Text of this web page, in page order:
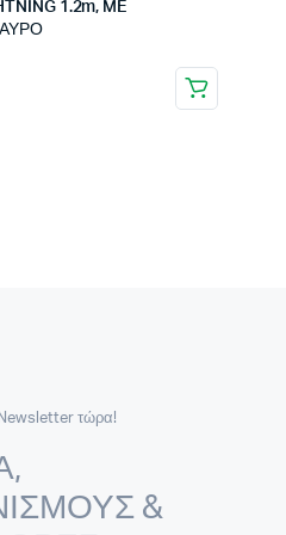
1.2m, ME
Newsletter τώρα!
&